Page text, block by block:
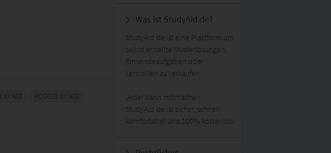
XX A08 KOS01B XX A08
Was ist StudyAid.de?
StudyAid.de ist eine Plattform um
selbst erstellte Musterlösungen,
Einsendeaufgaben oder
Lernhilfen zu verkaufen.
Jeder kann mitmachen.
StudyAid.de ist sicher, schnell,
komfortabel und 100% kostenlos.